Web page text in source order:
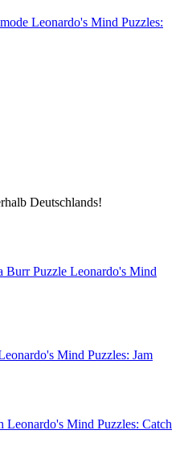
Leonardo's Mind Puzzles:
Deutschlands!
Leonardo's Mind
Mind Puzzles: Jam
Leonardo's Mind Puzzles: Catch